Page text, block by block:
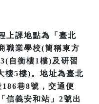
上課地點為「臺北
職業學校(簡稱東方
自衡樓1樓)及研習
樓5樓)。地址為臺北
巷8號，交通便
信義安和站」2號出